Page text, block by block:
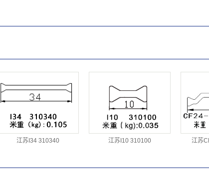
江苏I34 310340 江苏I10 310100 江苏